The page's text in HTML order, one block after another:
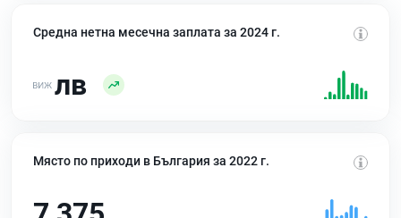
Средна нетна месечна заплата за 2024 г.
лв
Място по приходи в България за 2022 г.